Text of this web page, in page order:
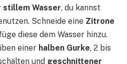
stillem Wasser, du kannst
Schneide eine Zitrone
diese dem Wasser hinzu.
einer halben Gurke, 2 bis
und geschnittener